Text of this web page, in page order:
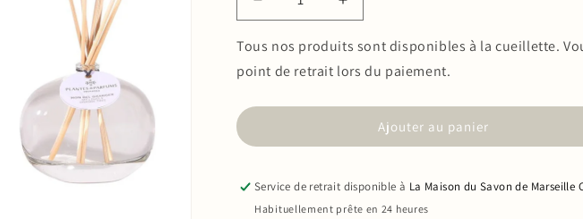
Réduire
la
quantité
de
Bouquet
Augmenter
la
quantité
Bouquet
Tous nos produits sont disponibles à la cueillette.
point de retrait lors du paiement.
Ajouter au panier
Service de retrait disponible à La Maison du Savon de Marseille
Habituellement prête en 24 heures